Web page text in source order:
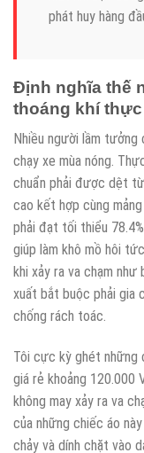
phát huy hàng
Định nghĩa thế
thoáng khí
Nhiều người lầm
chạy xe mùa nóng.
chuẩn phải được dệt
cao kết hợp cùng
phải đạt tối thiểu
giúp làm khô mồ hôi
khi xảy ra va chạm như
xuất bắt buộc phải gia
chống rách toác.
Tôi cực kỳ ghét những
giá rẻ khoảng 120.000
không may xảy ra va
của những chiếc áo
chảy và dính chặt vào